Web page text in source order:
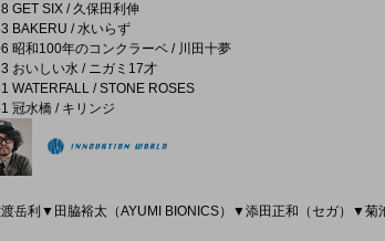
GET SIX / 久保田利伸
BAKERU / 水いらず
昭和100年のコンクラーベ / 川田十夢
おいしい水 / ニガミ17才
WATERFALL / STONE ROSES
冠水橋 / キリンジ
岳利▼田脇裕太（AYUMI BIONICS）▼添田正和（セガ）▼菊